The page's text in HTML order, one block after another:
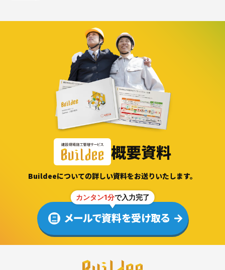
概要資料
Buildeeについての詳しい資料をお送りいたします。
カンタン1分で入力完了
メールで資料を受け取る